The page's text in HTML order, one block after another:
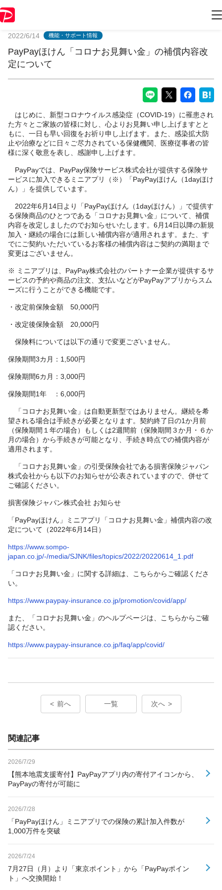
2022/6/14 機能・サポート情報
PayPayほけん「コロナお見舞い金」の補償内容改
定について
はじめに、新型コロナウイルス感染症（COVID-19）に罹患され
た方々とご家族の皆様に対し、心よりお見舞い申し上げますとと
もに、一日も早い回復をお祈り申し上げます。また、感染拡大防
止や治療などに日々ご尽力されている保健機関、医療従事者の皆
様に深く敬意を表し、感謝申し上げます。
PayPayでは、PayPay保険サービス株式会社が提供する保険サ
ービスに加入できるミニアプリ（※）「PayPayほけん（1dayほけ
ん）」を提供しています。
2022年6月14日より「PayPayほけん（1dayほけん）」で提供す
る保険商品のひとつである「コロナお見舞い金」について、補償
内容を改定しましたのでお知らせいたします。6月14日以降の新規
加入・継続の場合には新しい補償内容が適用されます。また、す
でにご契約いただいているお客様の補償内容はご契約の満期まで
変更はございません。
※ ミニアプリは、PayPay株式会社のパートナー企業が提供するサ
ービスの予約や商品の注文、支払いなどがPayPayアプリからスム
ーズに行うことができる機能です。
・改定前保険金額 50,000円
・改定後保険金額 20,000円
保険料については以下の通りで変更ございません。
保険期間3カ月：1,500円
保険期間6カ月：3,000円
保険期間1年 ：6,000円
「コロナお見舞い金」は自動更新型ではありません。継続を希
望される場合は手続きが必要となります。契約終了日の1か月前
（保険期間１年の場合）もしくは2週間前（保険期間３か月・６か
月の場合）から手続きが可能となり、手続き時点での補償内容が
適用されます。
「コロナお見舞い金」の引受保険会社である損害保険ジャパン
株式会社からも以下のお知らせが公表されていますので、併せて
ご確認ください。
損害保険ジャパン株式会社 お知らせ
「PayPayほけん」ミニアプリ「コロナお見舞い金」補償内容の改
定について（2022年6月14日）
https://www.sompo-
japan.co.jp/-/media/SJNK/files/topics/2022/20220614_1.pdf
「コロナお見舞い金」に関する詳細は、こちらからご確認くださ
い。
https://www.paypay-insurance.co.jp/promotion/covid/app/
また、「コロナお見舞い金」のヘルプページは、こちらからご確
認ください。
https://www.paypay-insurance.co.jp/faq/app/covid/
前へ 一覧 次へ
関連記事
2026/7/29
【熊本地震支援寄付】PayPayアプリ内の寄付アイコンから、
PayPayの寄付が可能に
2026/7/28
「PayPayほけん」ミニアプリでの保険の累計加入件数が
1,000万件を突破
2026/7/24
7月27日（月）より「東京ポイント」から「PayPayポイン
ト」へ交換開始！